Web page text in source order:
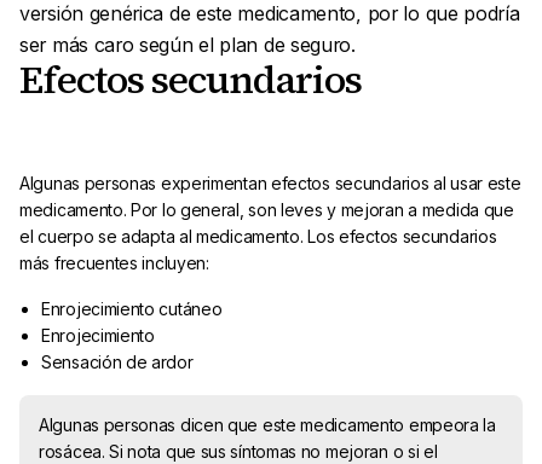
versión genérica de este medicamento, por lo que podría
ser más caro según el plan de seguro.
Efectos secundarios
Algunas personas experimentan efectos secundarios al usar este
medicamento. Por lo general, son leves y mejoran a medida que
el cuerpo se adapta al medicamento. Los efectos secundarios
más frecuentes incluyen:
Enrojecimiento cutáneo
Enrojecimiento
Sensación de ardor
Algunas personas dicen que este medicamento empeora la
rosácea. Si nota que sus síntomas no mejoran o si el